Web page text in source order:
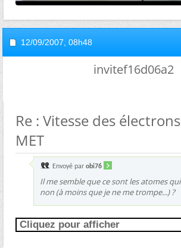
12/09/2007, 08h48
invitef16d06a2
Re : Vitesse des
MET
Envoyé par obi76
Il me semble que ce sont les atomes
non (à moins que je ne me trompe...) ?
Cliquez pour afficher